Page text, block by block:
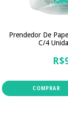
Prendedor De
C/4